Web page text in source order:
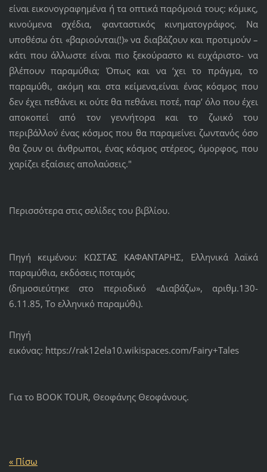
είναι εικονογραφημένα ή τα οπτικά παρόμοιά τους: κόμικς,
κινούμενα σχέδια, φανταστικός κινηματογράφος. Να
υποθέσω ότι «βαριούνται(!)» να διαβάζουν και προτιμούν –
κάτι που άλλωστε είναι πιο ξεκούραστο κι ευχάριστο- να
βλέπουν παραμύθια; Όπως και να ‘χει το πράγμα, το
παραμύθι, ακόμη και στα κείμενα,είναι ένας κόσμος που
δεν έχει πεθάνει κι ούτε θα πεθάνει ποτέ, παρ’ όλο που έχει
αποκοπεί από τον γεννήτορα και το ζωικό του
περιβάλλον΄ ένας κόσμος που θα παραμείνει ζωντανός όσο
θα ζουν οι άνθρωποι, ένας κόσμος στέρεος, όμορφος, που
χαρίζει εξαίσιες απολαύσεις."
Περισσότερα στις σελίδες του βιβλίου.
Πηγή κειμένου: ΚΩΣΤΑΣ ΚΑΦΑΝΤΑΡΗΣ, Ελληνικά λαϊκά
παραμύθια, εκδόσεις ποταμός
(δημοσιεύτηκε στο περιοδικό «Διαβάζω», αριθμ.130-
6.11.85, Το ελληνικό παραμύθι).
Πηγή
εικόνας: https://rak12ela10.wikispaces.com/Fairy+Tales
Για το BOOK TOUR, Θεοφάνης Θεοφάνους.
« Πίσω